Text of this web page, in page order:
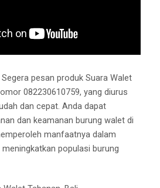
pesan produk Suara Walet
082230610759, yang diurus
dan cepat. Anda dapat
dan keamanan burung walet di
manfaatnya dalam
populasi burung